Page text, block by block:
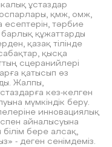
ұстаздар
қмж, омж,
тәрбие
барлық құжаттарды
қазақ тілінде
қысқа
сцеранийлері
қатысып өз
Жалпы,
кез-келген
мүмкіндік беру.
инновациялық
айналысуына
бере алсақ,
- деген сенімдеміз.